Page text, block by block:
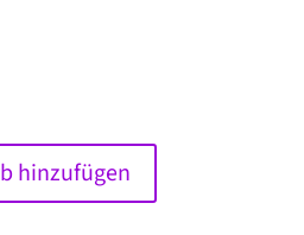
hinzufügen